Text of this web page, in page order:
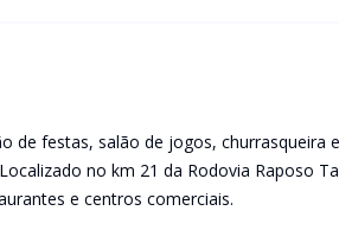
de festas, salão de jogos, churrasqueira
no km 21 da Rodovia Raposo
e centros comerciais.